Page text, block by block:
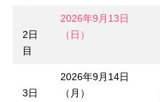
2日
目
2026年9月13日
（日）
3日
2026年9月14日
（月）